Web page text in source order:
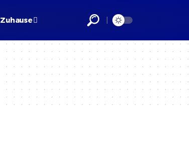
Zuhause